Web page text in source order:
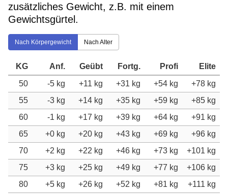
zusätzliches Gewicht, z.B. mit einem
Gewichtsgürtel.
Nach Körpergewicht Nach Alter
KG Anf. Geübt Fortg. Profi
Elite
50
-5 kg +11 kg +31 kg +54 kg
+78 kg
55
-3 kg +14 kg +35 kg +59 kg
+85 kg
60
-1 kg +17 kg +39 kg +64 kg
+91 kg
65
+0 kg +20 kg +43 kg +69 kg
+96 kg
70
+2 kg +22 kg +46 kg +73 kg
+101 kg
75
+3 kg +25 kg +49 kg +77 kg
+106 kg
80
+5 kg +26 kg +52 kg +81 kg
+111 kg